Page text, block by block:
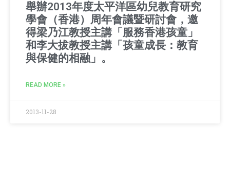
舉辦2013年度太平洋區幼兒教育研究
學會（香港）周年會議暨研討會，邀
得梁乃江教授主講「服務香港孩童」
和李大拔教授主講「孩童成長：教育
與保健的相融」。
READ MORE »
2013-11-28